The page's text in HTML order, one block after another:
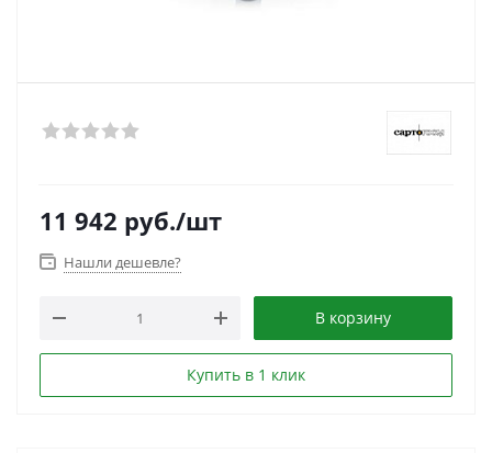
11 942 руб./шт
Нашли дешевле?
В корзину
Купить в 1 клик